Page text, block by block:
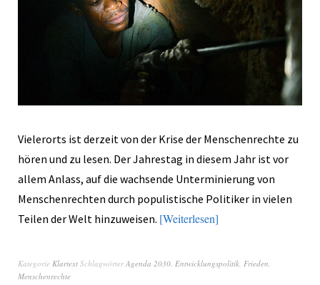
Vielerorts ist derzeit von der Krise der Menschenrechte zu
hören und zu lesen. Der Jahrestag in diesem Jahr ist vor
allem Anlass, auf die wachsende Unterminierung von
Menschenrechten durch populistische Politiker in vielen
Teilen der Welt hinzuweisen. Weiterlesen
Kategorie Klartext SchlagwörterAgenda 2030 Entwicklungspolitik Frieden
Menschenrechte